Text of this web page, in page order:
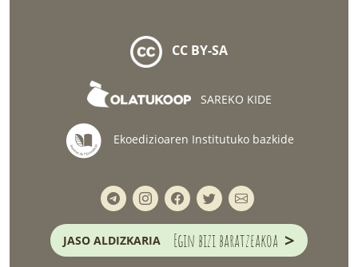
CC BY-SA
SAREKO KIDE
Ekoedizioaren Institutuko bazkide
JASO ALDIZKARIA Egin bizi baratzeakoa >